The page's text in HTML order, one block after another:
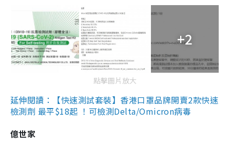
+2
點擊圖片放大
延伸閱讀：【快速測試套裝】香港口罩品牌開賣2款快速
檢測劑 最平$18起 ！可檢測Delta/Omicron病毒
億世家